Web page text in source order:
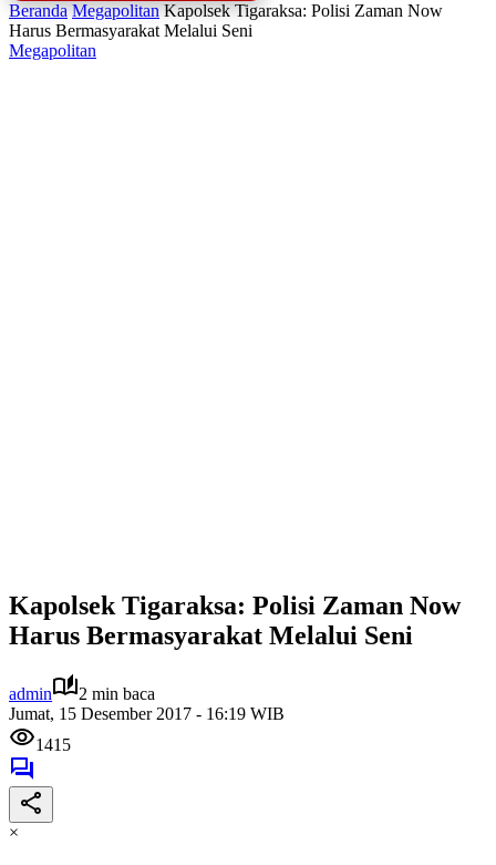
Beranda Megapolitan Kapolsek Tigaraksa: Polisi Zaman Now
Harus Bermasyarakat Melalui Seni
Megapolitan
Kapolsek Tigaraksa: Polisi Zaman Now
Harus Bermasyarakat Melalui Seni
admin
2 min baca
Jumat, 15 Desember 2017 - 16:19 WIB
1415
×